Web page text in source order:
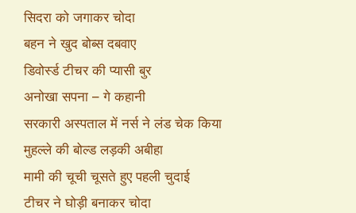
सिदरा को जगाकर चोदा
बहन ने खुद बोब्स दबवाए
डिवोर्स्ड टीचर की प्यासी बुर
अनोखा सपना – गे कहानी
सरकारी अस्पताल में नर्स ने लंड चेक किया
मुहल्ले की बोल्ड लड़की अबीहा
मामी की चूची चूसते हुए पहली चुदाई
टीचर ने घोड़ी बनाकर चोदा